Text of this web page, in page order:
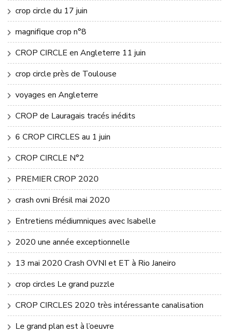
crop circle du 17 juin
magnifique crop n°8
CROP CIRCLE en Angleterre 11 juin
crop circle près de Toulouse
voyages en Angleterre
CROP de Lauragais tracés inédits
6 CROP CIRCLES au 1 juin
CROP CIRCLE N°2
PREMIER CROP 2020
crash ovni Brésil mai 2020
Entretiens médiumniques avec Isabelle
2020 une année exceptionnelle
13 mai 2020 Crash OVNI et ET à Rio Janeiro
crop circles Le grand puzzle
CROP CIRCLES 2020 très intéressante canalisation
Le grand plan est à l’oeuvre